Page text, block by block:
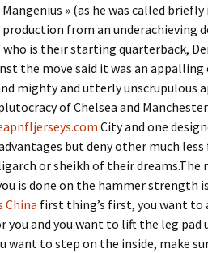
» (as he was called
from an underachieving
is their starting quarterback,
the move said it was an
mighty and utterly unscrupulous
of Chelsea and Manchester
City and one
but deny other much
or sheikh of their dreams.The
is done on the hammer strength
China first thing’s first, you want to
you and you want to lift the leg pad
want to step on the inside, make